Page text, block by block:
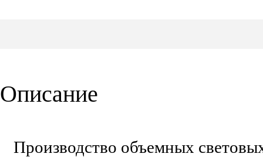
Описание
Производство объемных